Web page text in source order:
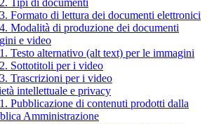
Tipi di documenti
Formato di lettura dei documenti elettronici
Modalità di produzione dei documenti
e video
Testo alternativo (alt text) per le immagini
Sottotitoli per i video
Trascrizioni per i video
intellettuale e privacy
Pubblicazione di contenuti prodotti dalla
Amministrazione